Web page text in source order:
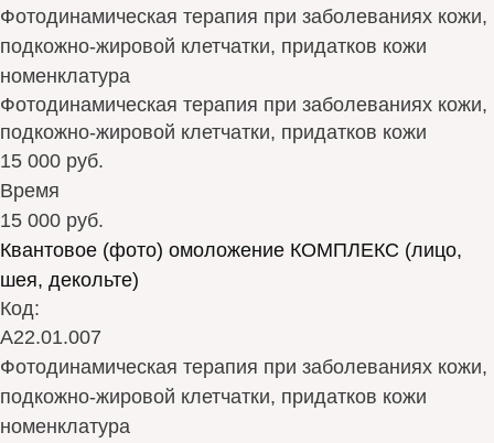
Фотодинамическая терапия при заболеваниях кожи,
подкожно-жировой клетчатки, придатков кожи
номенклатура
Фотодинамическая терапия при заболеваниях кожи,
подкожно-жировой клетчатки, придатков кожи
15 000 руб.
Время
15 000 руб.
Квантовое (фото) омоложение КОМПЛЕКС (лицо,
шея, декольте)
Код:
А22.01.007
Фотодинамическая терапия при заболеваниях кожи,
подкожно-жировой клетчатки, придатков кожи
номенклатура